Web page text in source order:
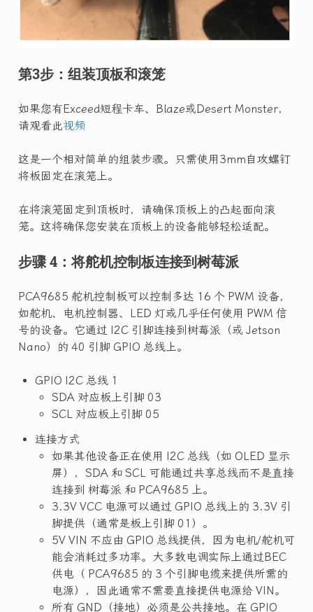
第3步：组装顶板和滚笼
如果您有Exceed短程卡车、Blaze或Desert Monster，
请观看此视频
这是一个相对简单的组装步骤。只需使用3mm自攻螺钉
将板固定在滚笼上。
在将滚笼固定到顶板时，请确保顶板上的凸起面向滚
笼。这将确保您安装在顶板上的设备能够轻松适配。
步骤 4：将舵机控制板连接到树莓派
PCA9685 舵机控制板可以控制多达 16 个 PWM 设备，
如舵机、电机控制器、LED 灯或几乎任何使用 PWM 信
号的设备。它通过 I2C 引脚连接到树莓派（或 Jetson
Nano）的 40 引脚 GPIO 总线上。
GPIO I2C 总线 1
SDA 对应板上引脚 03
SCL 对应板上引脚 05
连接方式
如果其他设备正在使用 I2C 总线（如 OLED 显示
屏），SDA 和 SCL 可能通过共享总线而不是直接
连接到 树莓派 和 PCA9685 上。
3.3V VCC 电源可以通过 GPIO 总线上的 3.3V 引
脚提供（通常是板上引脚 01）。
5V VIN 不应由 GPIO 总线提供，因为电机/舵机可
能会消耗过多功率。大多数电调实际上通过BEC
供电（ PCA9685 的 3 个引脚电缆来提供所需的
电源），因此通常不需要直接提供电源给 VIN。
所有 GND（接地）必须是公共接地。在 GPIO